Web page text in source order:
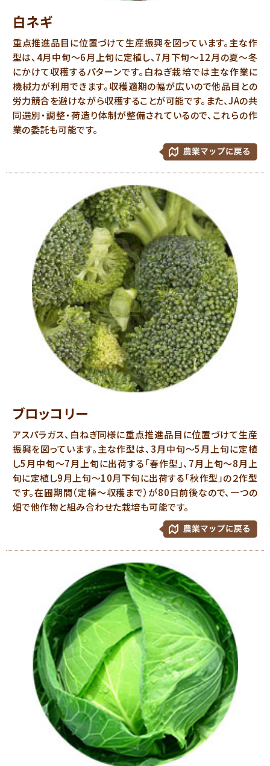
白ネギ
重点推進品目に位置づけて生産振興を図っています。主な作
型は、4月中旬～6月上旬に定植し、7月下旬～12月の夏～冬
にかけて収穫するパターンです。白ねぎ栽培では主な作業に
機械力が利用できます。収穫適期の幅が広いので他品目との
労力競合を避けながら収穫することが可能です。また、JAの共
同選別・調整・荷造り体制が整備されているので、これらの作
業の委託も可能です。
ブロッコリー
アスパラガス、白ねぎ同様に重点推進品目に位置づけて生産
振興を図っています。主な作型は、3月中旬～5月上旬に定植
し5月中旬～7月上旬に出荷する「春作型」、7月上旬～8月上
旬に定植し9月上旬～10月下旬に出荷する「秋作型」の２作型
です。在圃期間（定植～収穫まで）が80日前後なので、一つの
畑で他作物と組み合わせた栽培も可能です。